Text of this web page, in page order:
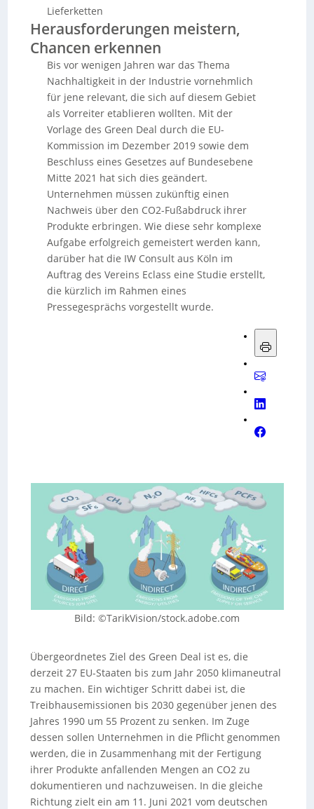
Lieferketten
Herausforderungen meistern,
Chancen erkennen
Bis vor wenigen Jahren war das Thema
Nachhaltigkeit in der Industrie vornehmlich
für jene relevant, die sich auf diesem Gebiet
als Vorreiter etablieren wollten. Mit der
Vorlage des Green Deal durch die EU-
Kommission im Dezember 2019 sowie dem
Beschluss eines Gesetzes auf Bundesebene
Mitte 2021 hat sich dies geändert.
Unternehmen müssen zukünftig einen
Nachweis über den CO2-Fußabdruck ihrer
Produkte erbringen. Wie diese sehr komplexe
Aufgabe erfolgreich gemeistert werden kann,
darüber hat die IW Consult aus Köln im
Auftrag des Vereins Eclass eine Studie erstellt,
die kürzlich im Rahmen eines
Pressegesprächs vorgestellt wurde.
Bild: ©TarikVision/stock.adobe.com
Übergeordnetes Ziel des Green Deal ist es, die
derzeit 27 EU-Staaten bis zum Jahr 2050 klimaneutral
zu machen. Ein wichtiger Schritt dabei ist, die
Treibhausemissionen bis 2030 gegenüber jenen des
Jahres 1990 um 55 Prozent zu senken. Im Zuge
dessen sollen Unternehmen in die Pflicht genommen
werden, die in Zusammenhang mit der Fertigung
ihrer Produkte anfallenden Mengen an CO2 zu
dokumentieren und nachzuweisen. In die gleiche
Richtung zielt ein am 11. Juni 2021 vom deutschen